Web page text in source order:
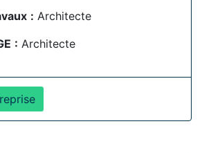
: Architecte
: Architecte